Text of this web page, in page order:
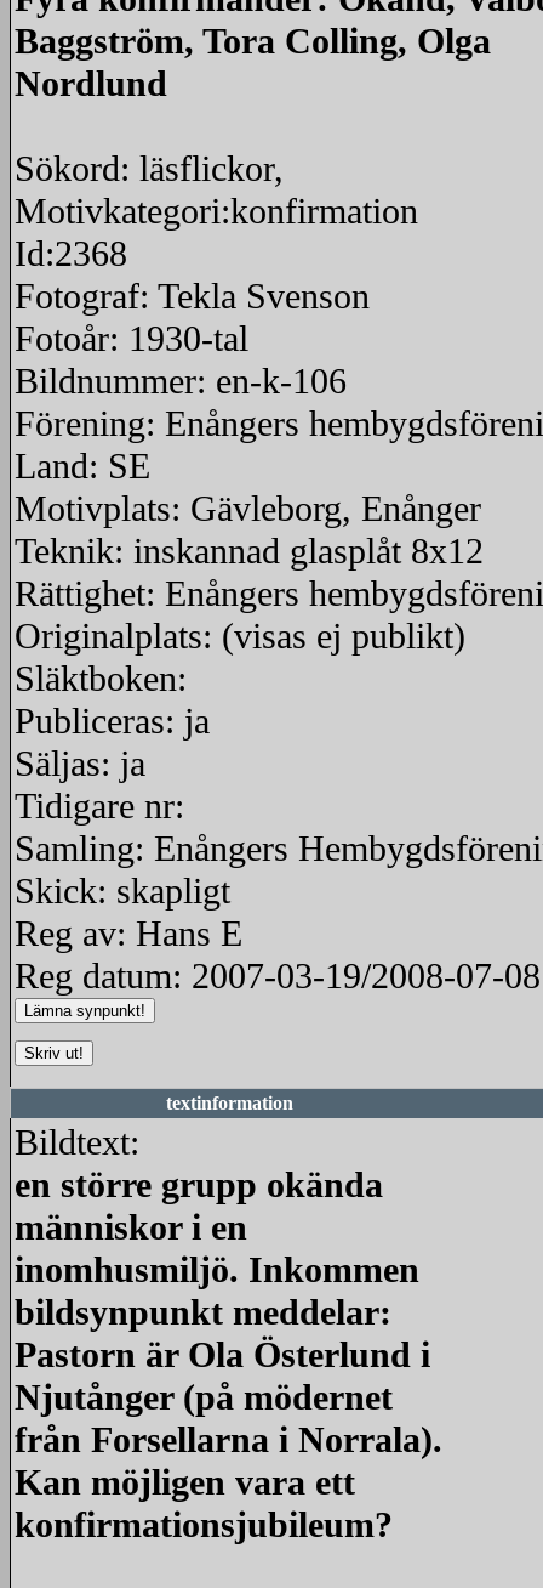
Baggström, Tora Colling, Olga
Nordlund
Sökord: läsflickor,
Motivkategori:konfirmation
Id:2368
Fotograf: Tekla Svenson
Fotoår: 1930-tal
Bildnummer: en-k-106
Förening: Enångers
Land: SE
Motivplats: Gävleborg, Enånger
Teknik: inskannad glasplåt 8x12
Rättighet: Enångers
Originalplats: (visas ej publikt)
Släktboken:
Publiceras: ja
Säljas: ja
Tidigare nr:
Samling: Enångers
Skick: skapligt
Reg av: Hans E
Reg datum: 2007-03-19/2008-07-08
textinformation
Bildtext:
en större grupp okända
människor i en
inomhusmiljö. Inkommen
bildsynpunkt meddelar:
Pastorn är Ola Österlund i
Njutånger (på mödernet
från Forsellarna i Norrala).
Kan möjligen vara ett
konfirmationsjubileum?